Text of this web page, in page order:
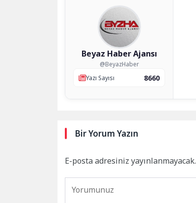
Beyaz Haber Ajansı
@BeyazHaber
Yazı Sayısı
8660
Bir Yorum Yazın
E-posta adresiniz yayınlanmayacak.